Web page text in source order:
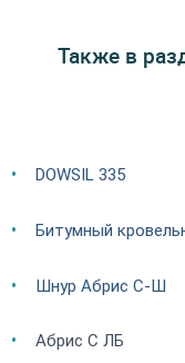
Также в
DOWSIL 335
Битумный
Шнур Абрис С-Ш
Абрис С ЛБ